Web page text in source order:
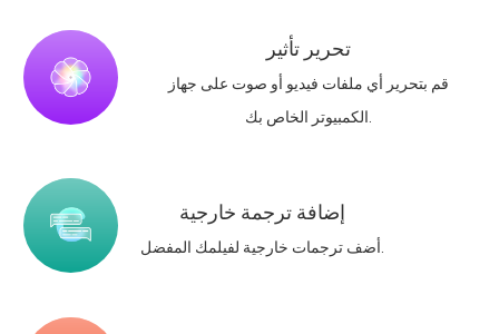
تحرير تأثير
قم بتحرير أي ملفات فيديو أو صوت على جهاز
إضافة ترجمة خارجية